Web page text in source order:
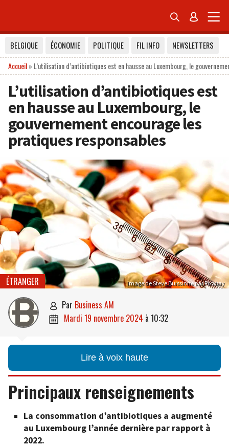
 
BELGIQUE ÉCONOMIE POLITIQUE FIL INFO
NEWSLETTERS
Accueil» L’utilisation d’antibiotiques est en hausse au Luxembourg, le
L’utilisation d’antibiotiques est
en hausse au Luxembourg, le
gouvernement encourage les
pratiques responsables
Image de Steve Buissinne par Pixabay
ÉTRANGER
 par Business AM
 mardi 19 novembre 2024 à 10:32
Lire à voix haute
Principaux renseignements
La consommation d’antibiotiques a augmenté
au Luxembourg l’année dernière par rapport à
2022.